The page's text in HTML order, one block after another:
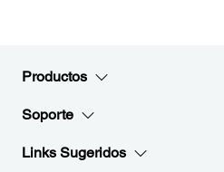
Productos
Soporte
Links Sugeridos